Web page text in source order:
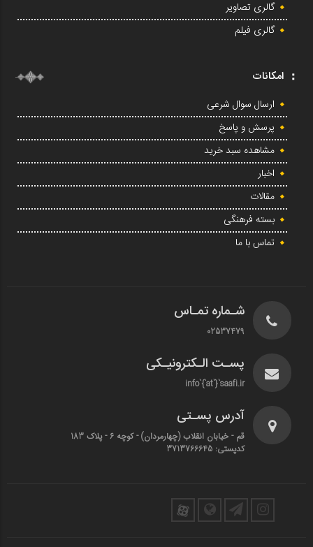
گالری تصاویر
گالری فیلم
امکانات
ارسال سوال شرعی
پرسش و پاسخ
مشاهده سبد خرید
اخبار
مقالات
بسته فرهنگی
تماس با ما
شـماره تمـاس
02537479
پسـت الـکترونیـکی
info`{`at`}`saafi.ir
آدرس پسـتی
قم - خیابان انقلاب (چهارمردان)‌ - کوچه 6 - پلاک 183
کدپستی: 3713766645